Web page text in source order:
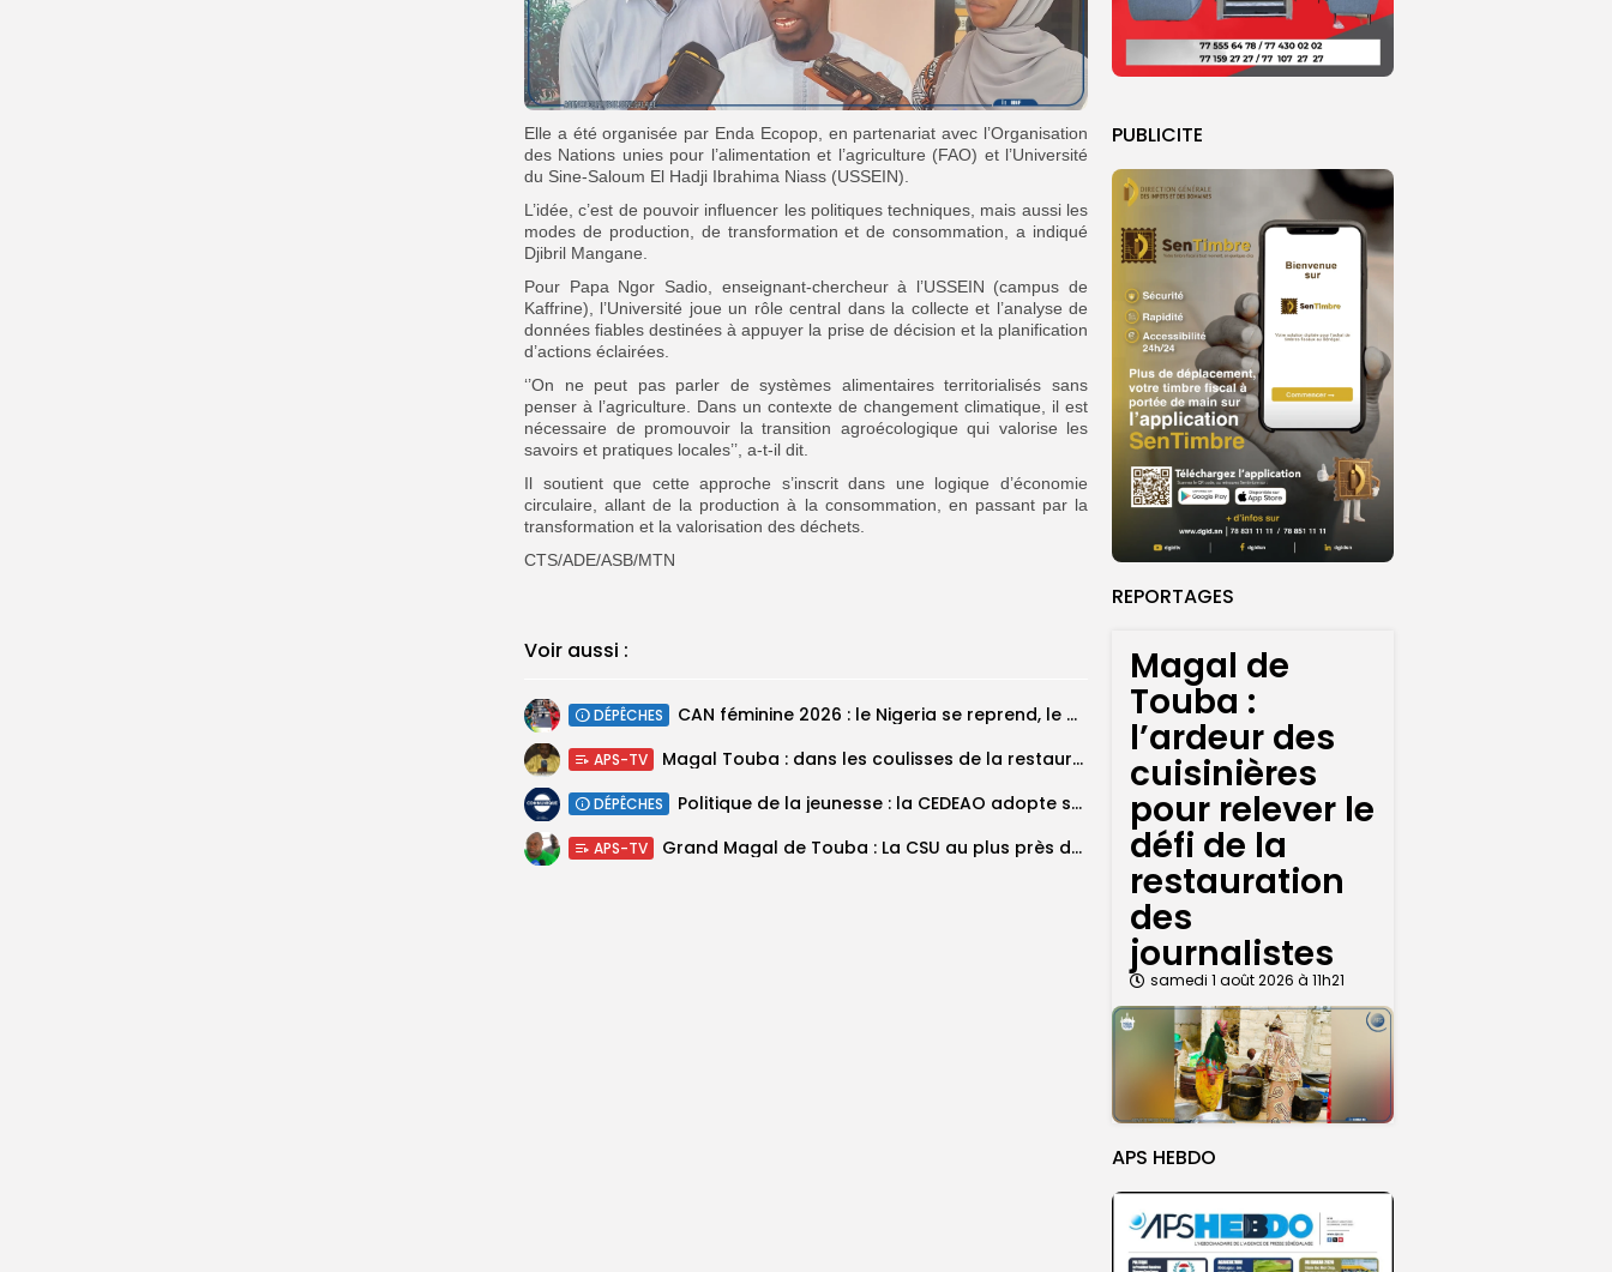
PUBLICITE
REPORTAGES
Magal de
Touba :
l’ardeur des
cuisinières
pour relever le
défi de la
restauration
des
journalistes
samedi 1 août 2026 à 11h21
APS HEBDO
Elle a été organisée par Enda Ecopop, en partenariat avec l’Organisation
des Nations unies pour l’alimentation et l’agriculture (FAO) et l’Université
du Sine-Saloum El Hadji Ibrahima Niass (USSEIN).
L’idée, c’est de pouvoir influencer les politiques techniques, mais aussi les
modes de production, de transformation et de consommation, a indiqué
Djibril Mangane.
Pour Papa Ngor Sadio, enseignant-chercheur à l’USSEIN (campus de
Kaffrine), l’Université joue un rôle central dans la collecte et l’analyse de
données fiables destinées à appuyer la prise de décision et la planification
d’actions éclairées.
‘’On ne peut pas parler de systèmes alimentaires territorialisés sans
penser à l’agriculture. Dans un contexte de changement climatique, il est
nécessaire de promouvoir la transition agroécologique qui valorise les
savoirs et pratiques locales’’, a-t-il dit.
Il soutient que cette approche s’inscrit dans une logique d’économie
circulaire, allant de la production à la consommation, en passant par la
transformation et la valorisation des déchets.
CTS/ADE/ASB/MTN
Voir aussi :
DÉPÊCHES ‎CAN féminine 2026 : le Nigeria se reprend, le Malawi surprend encore...
APS-TV Magal Touba : dans les coulisses de la restauration de la presse...
DÉPÊCHES Politique de la jeunesse : la CEDEAO adopte son plan d’actions stratégiques...
APS-TV Grand Magal de Touba : La CSU au plus près des pèlerins